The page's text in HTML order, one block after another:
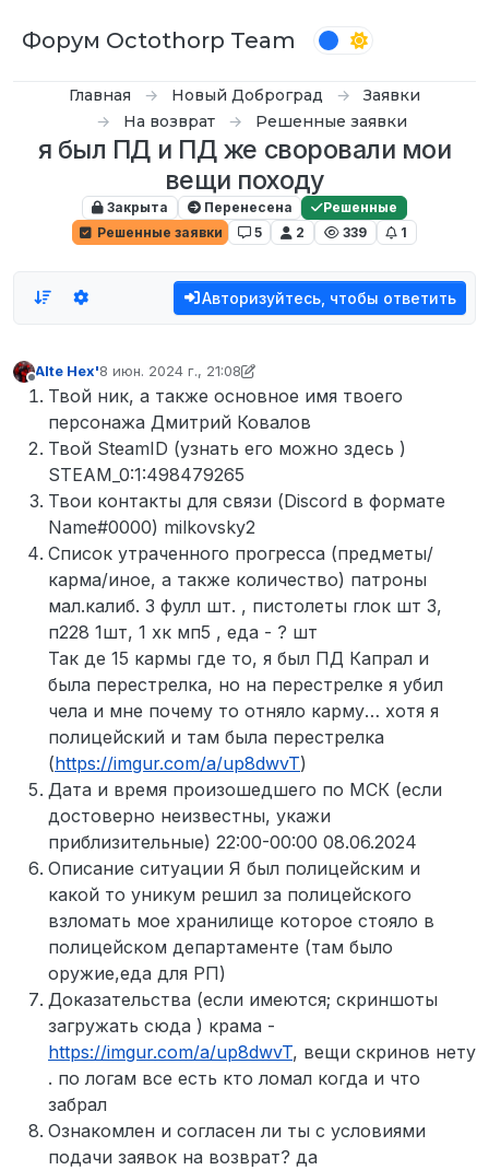
Форум Octothorp Team
Главная Новый Доброград
Заявки
На возврат
Решенные заявки
я был ПД и ПД же своровали мои
вещи походу
Закрыта Перенесена
Решенные
Решенные заявки
5 2 339 1
Авторизуйтесь, чтобы ответить
Не в сети
Alte Hex'8 июн. 2024 г., 21:08
отредактировано Alte Hex'
Твой ник, а также основное имя твоего
персонажа Дмитрий Ковалов
Твой SteamID (узнать его можно здесь )
STEAM_0:1:498479265
Твои контакты для связи (Discord в формате
Name#0000) milkovsky2
Список утраченного прогресса (предметы/
карма/иное, а также количество) патроны
мал.калиб. 3 фулл шт. , пистолеты глок шт 3,
п228 1шт, 1 хк мп5 , еда - ? шт
Так де 15 кармы где то, я был ПД Капрал и
была перестрелка, но на перестрелке я убил
чела и мне почему то отняло карму… хотя я
полицейский и там была перестрелка
(https://imgur.com/a/up8dwvT)
Дата и время произошедшего по МСК (если
достоверно неизвестны, укажи
приблизительные) 22:00-00:00 08.06.2024
Описание ситуации Я был полицейским и
какой то уникум решил за полицейского
взломать мое хранилище которое стояло в
полицейском департаменте (там было
оружие,еда для РП)
Доказательства (если имеются; скриншоты
загружать сюда ) крама -
https://imgur.com/a/up8dwvT, вещи скринов нету
. по логам все есть кто ломал когда и что
забрал
Ознакомлен и согласен ли ты с условиями
подачи заявок на возврат? да